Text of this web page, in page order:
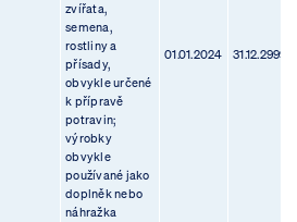
zvířata,
semena,
rostliny a
přísady,
obvykle určené
k přípravě
potravin;
výrobky
obvykle
používané jako
doplněk nebo
náhražka
01.01.2024 31.12.2999